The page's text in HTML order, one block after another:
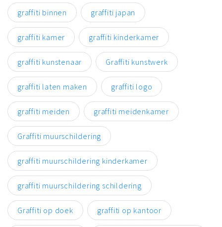
graffiti binnen graffiti japan
graffiti kamer graffiti kinderkamer
graffiti kunstenaar Graffiti kunstwerk
graffiti laten maken graffiti logo
graffiti meiden graffiti meidenkamer
Graffiti muurschildering
graffiti muurschildering kinderkamer
graffiti muurschildering schildering
Graffiti op doek graffiti op kantoor